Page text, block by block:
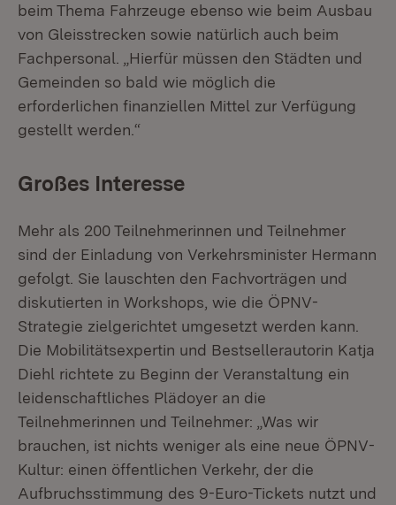
beim Thema Fahrzeuge ebenso wie beim Ausbau
von Gleisstrecken sowie natürlich auch beim
Fachpersonal. „Hierfür müssen den Städten und
Gemeinden so bald wie möglich die
erforderlichen finanziellen Mittel zur Verfügung
gestellt werden.“
Großes Interesse
Mehr als 200 Teilnehmerinnen und Teilnehmer
sind der Einladung von Verkehrsminister Hermann
gefolgt. Sie lauschten den Fachvorträgen und
diskutierten in Workshops, wie die ÖPNV-
Strategie zielgerichtet umgesetzt werden kann.
Die Mobilitätsexpertin und Bestsellerautorin Katja
Diehl richtete zu Beginn der Veranstaltung ein
leidenschaftliches Plädoyer an die
Teilnehmerinnen und Teilnehmer: „Was wir
brauchen, ist nichts weniger als eine neue ÖPNV-
Kultur: einen öffentlichen Verkehr, der die
Aufbruchsstimmung des 9-Euro-Tickets nutzt und